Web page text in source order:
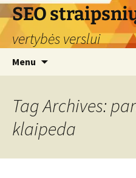
Skip
to
content
SEO
vertybės verslui
Menu
Tag Archives:
klaipeda